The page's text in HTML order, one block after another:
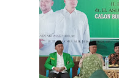
dan Ibu Hamil Narasi
Zakat Produktif Dorong
Kembangkan Warung Bu Wiwik